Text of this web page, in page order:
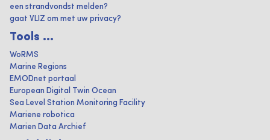
een strandvondst melden?
gaat VLIZ om met uw privacy?
Tools ...
WoRMS
Marine Regions
EMODnet portaal
European Digital Twin Ocean
Sea Level Station Monitoring Facility
Mariene robotica
Marien Data Archief